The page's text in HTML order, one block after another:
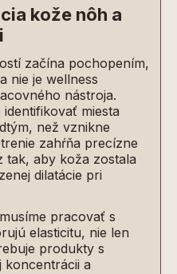
kože nôh a
začína pochopením,
nie je wellness
nástroja.
miesta
než vznikne
zahŕňa precízne
tak, aby koža zostala
dilatácie pri
pracovať s
elasticitu, nie len
produkty s
koncentrácii a